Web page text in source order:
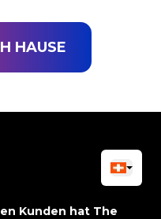
HAUSE
Kunden hat The